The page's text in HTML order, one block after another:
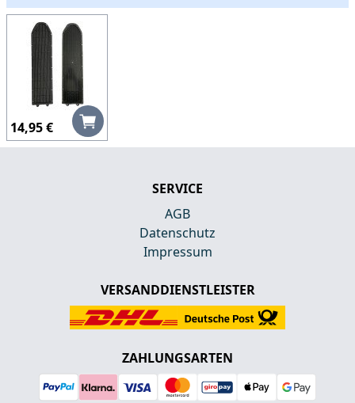
14,95 €
SERVICE
AGB
Datenschutz
Impressum
VERSANDDIENSTLEISTER
ZAHLUNGSARTEN